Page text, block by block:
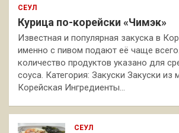
СЕУЛ
Курица по-корейски «Чимэк»
Известная и популярная закуска в
именно с пивом подают её чаще
количество продуктов указано для
соуса. Категория: Закуски Закуски из
Корейская Ингредиенты…
СЕУЛ